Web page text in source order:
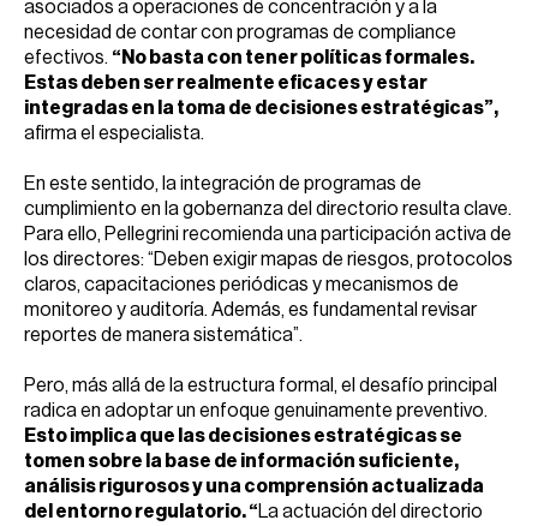
asociados a operaciones de concentración y a la
necesidad de contar con programas de compliance
efectivos. “No basta con tener políticas formales.
Estas deben ser realmente eficaces y estar
integradas en la toma de decisiones estratégicas”,
afirma el especialista.
En este sentido, la integración de programas de
cumplimiento en la gobernanza del directorio resulta clave.
Para ello, Pellegrini recomienda una participación activa de
los directores: “Deben exigir mapas de riesgos, protocolos
claros, capacitaciones periódicas y mecanismos de
monitoreo y auditoría. Además, es fundamental revisar
reportes de manera sistemática”.
Pero, más allá de la estructura formal, el desafío principal
radica en adoptar un enfoque genuinamente preventivo.
Esto implica que las decisiones estratégicas se
tomen sobre la base de información suficiente,
análisis rigurosos y una comprensión actualizada
del entorno regulatorio. “La actuación del directorio